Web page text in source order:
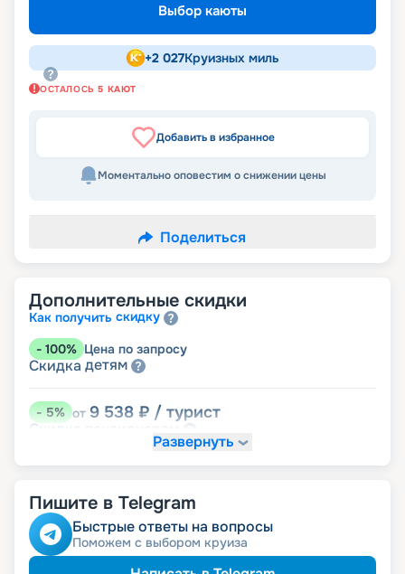
Выбор каюты
+2 027Круизных миль
ОСТАЛОСЬ 5 КАЮТ
Добавить в избранное
Моментально оповестим о снижении цены
Поделиться
Дополнительные скидки
Как получить скидку
- 100% Цена по запросу
Скидка детям
-5% от 9 538 ₽ / турист
Скидка
Развернуть
Пишите в Telegram
Быстрые ответы на вопросы
Поможем с выбором круиза